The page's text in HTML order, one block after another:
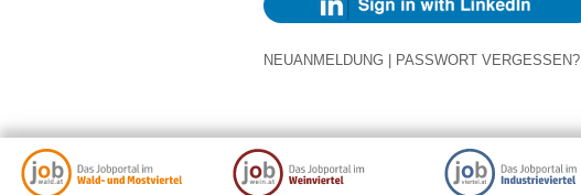
NEUANMELDUNG PASSWORT VERGESSEN?